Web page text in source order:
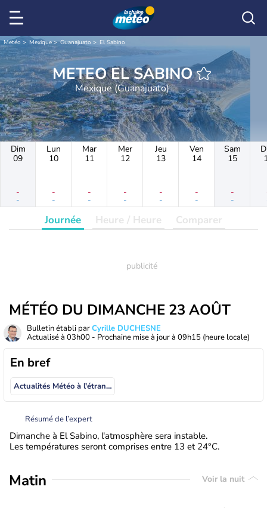
Météo Mexique Guanajuato El Sabino
METEO EL SABINO
Mexique (Guanajuato)
Dim
09
-
-
Lun
10
-
-
Mar
11
-
-
Mer
12
-
-
Jeu
13
-
-
Ven
14
-
-
Sam
15
-
-
Journée Heure / Heure Comparer
MÉTÉO DU DIMANCHE 23 AOÛT
Bulletin établi parCyrille DUCHESNE
Actualisé à 03h00 - Prochaine mise à jour à 09h15 (heure locale)
En bref
Actualités Météo à l'étranger
Résumé de l’expert
Dimanche à El Sabino, l'atmosphère sera instable.
Les températures seront comprises entre 13 et 24°C.
Matin Voir la nuit